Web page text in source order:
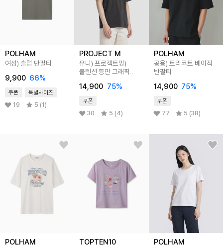
POLHAM
여성) 슬럽 반팔티
9,900 66%
쿠폰 특별사이즈
19 5 (1)
PROJECT M
유니) 프로젝트멍)
쿨텐션 등판 그래픽
14,900 75%
쿠폰
30 5 (4)
POLHAM
공용) 트리코트 베이직
반팔티
14,900 75%
쿠폰
77 5 (38)
POLHAM TOPTEN10 POLHAM